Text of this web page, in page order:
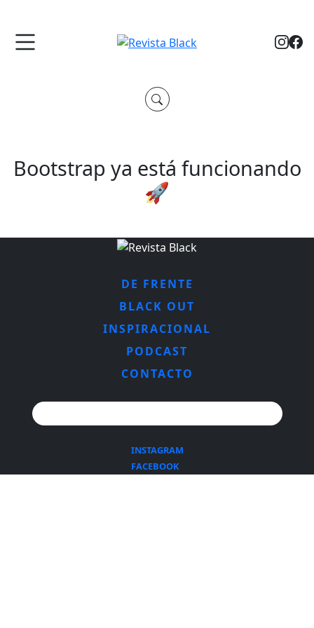
Bootstrap ya está funcionando
🚀
DE FRENTE
BLACK OUT
INSPIRACIONAL
PODCAST
CONTACTO
INSTAGRAM
FACEBOOK